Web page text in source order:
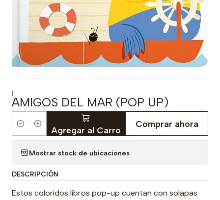
|
AMIGOS DEL MAR (POP UP)
Cantidad Agregar al Carro
Comprar ahora
Mostrar stock de ubicaciones
DESCRIPCIÓN
Estos coloridos libros pop-up cuentan con solapas